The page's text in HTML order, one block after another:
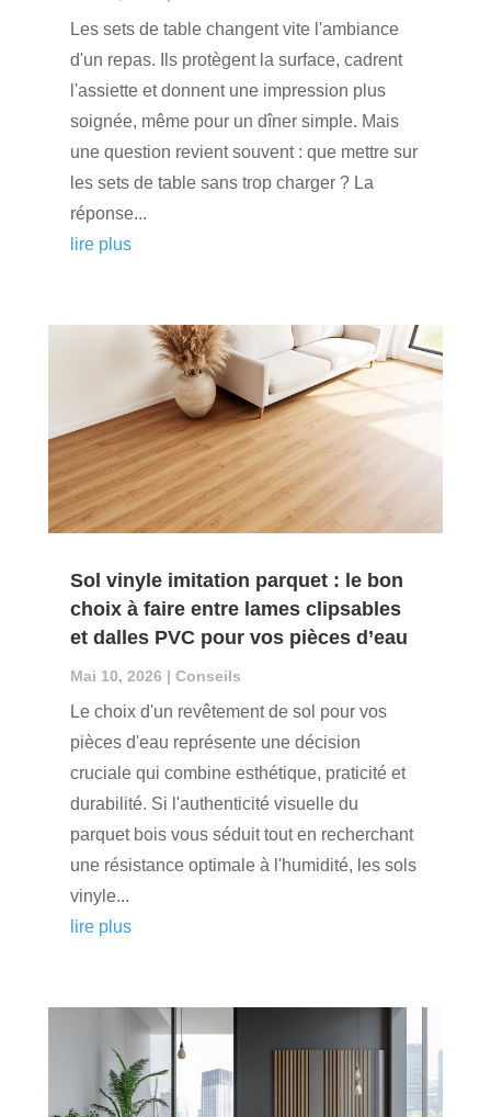
Les sets de table changent vite l'ambiance
d'un repas. Ils protègent la surface, cadrent
l'assiette et donnent une impression plus
soignée, même pour un dîner simple. Mais
une question revient souvent : que mettre sur
les sets de table sans trop charger ? La
réponse...
lire plus
Sol vinyle imitation parquet : le bon
choix à faire entre lames clipsables
et dalles PVC pour vos pièces d’eau
Mai 10, 2026 | Conseils
Le choix d'un revêtement de sol pour vos
pièces d'eau représente une décision
cruciale qui combine esthétique, praticité et
durabilité. Si l'authenticité visuelle du
parquet bois vous séduit tout en recherchant
une résistance optimale à l'humidité, les sols
vinyle...
lire plus